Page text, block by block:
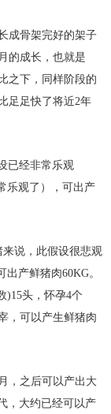
成骨架完好的架子
的成长，也就是
之下，同样阶段的
足足快了将近2年
已经非常乐观
乐观了），可出产
说，此假设很悲观
产鲜猪肉60KG。
)15头，怀孕4个
，可以产生鲜猪肉
，之后可以产出大
，大约已经可以产